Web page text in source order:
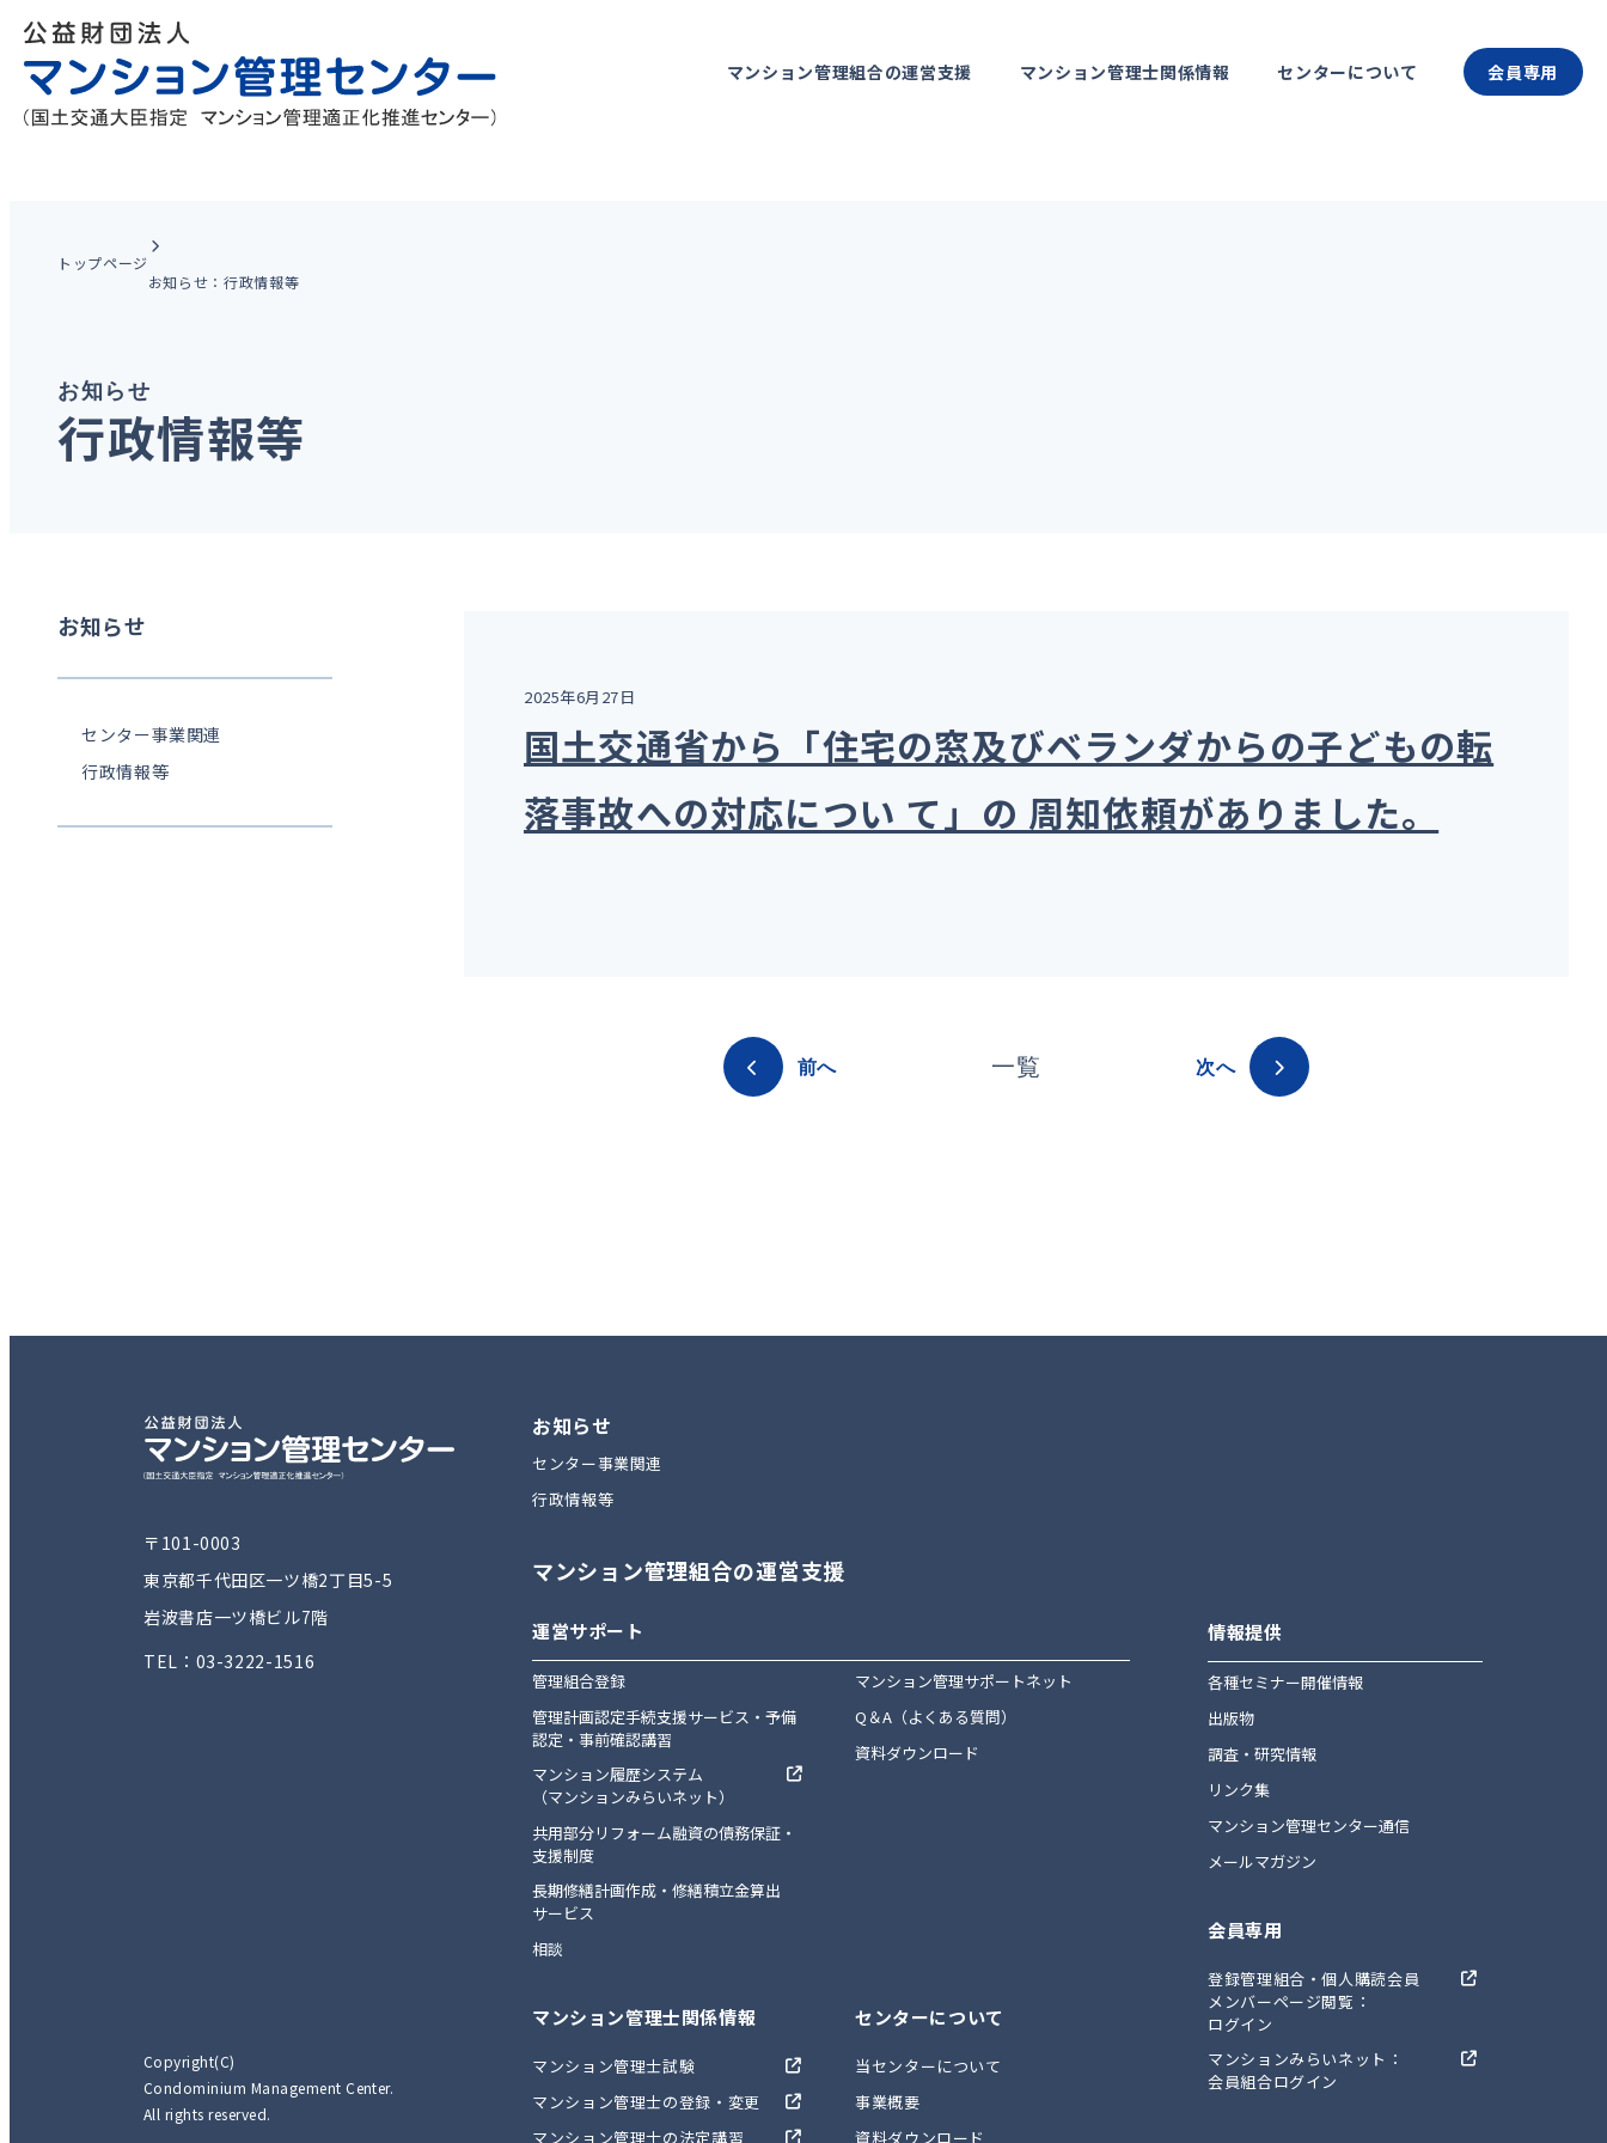
マンション管理組合の運営支援 マンション管理士関係情報 センターについて 会員専用
トップページ
お知らせ：行政情報等
お知らせ
行政情報等
お知らせ
センター事業関連
行政情報等
2025年6月27日
国土交通省から「住宅の窓及びベランダからの子どもの転
落事故への対応につい て」の 周知依頼がありました。
前へ 一覧 次へ
〒101-0003
東京都千代田区一ツ橋2丁目5-5
岩波書店一ツ橋ビル7階
TEL：03-3222-1516
Copyright(C)
Condominium Management Center.
All rights reserved.
お知らせ
センター事業関連
行政情報等
マンション管理組合の運営支援
運営サポート
管理組合登録
管理計画認定手続支援サービス・予備
認定・事前確認講習
マンション履歴システム
（マンションみらいネット）
共用部分リフォーム融資の債務保証・
支援制度
長期修繕計画作成・修繕積立金算出
サービス
相談
マンション管理サポートネット
Q＆A（よくある質問）
資料ダウンロード
マンション管理士関係情報
マンション管理士試験
マンション管理士の登録・変更
マンション管理士の法定講習
センターについて
当センターについて
事業概要
資料ダウンロード
情報提供
各種セミナー開催情報
出版物
調査・研究情報
リンク集
マンション管理センター通信
メールマガジン
会員専用
登録管理組合・個人購読会員
メンバーページ閲覧：
ログイン
マンションみらいネット：
会員組合ログイン